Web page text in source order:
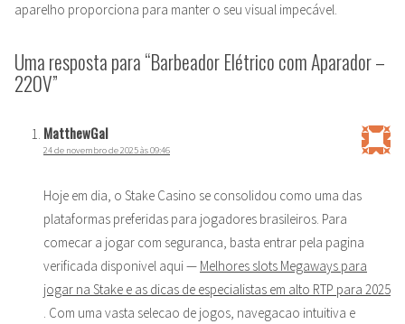
aparelho proporciona para manter o seu visual impecável.
Uma resposta para “Barbeador Elétrico com Aparador –
220V”
MatthewGal
24 de novembro de 2025 às 09:46
Hoje em dia, o Stake Casino se consolidou como uma das
plataformas preferidas para jogadores brasileiros. Para
comecar a jogar com seguranca, basta entrar pela pagina
verificada disponivel aqui — Melhores slots Megaways para
jogar na Stake e as dicas de especialistas em alto RTP para 2025
. Com uma vasta selecao de jogos, navegacao intuitiva e